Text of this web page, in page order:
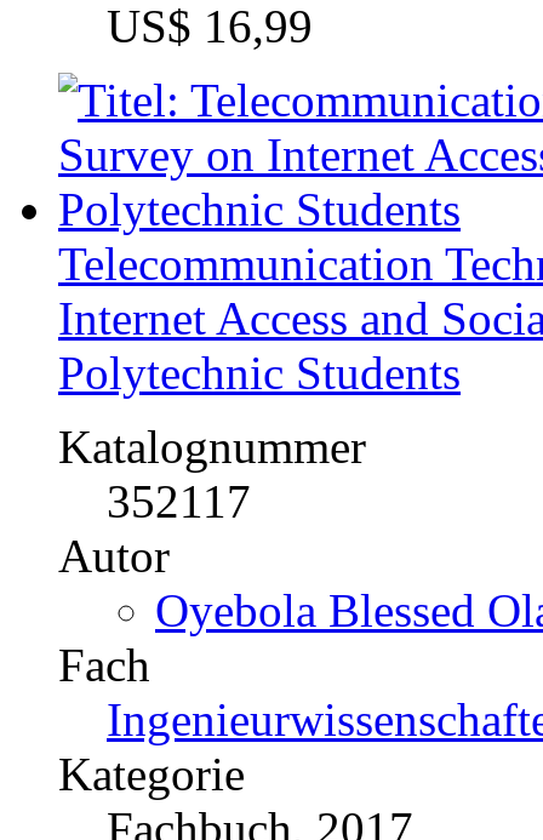
US$ 0,99
Tweelyzer. An
Katalognummer
322356
Autor
Durgesh Samariya
Fach
Medien /
Technologien
Kategorie
Fachbuch, 2016
Preis
US$ 33,99